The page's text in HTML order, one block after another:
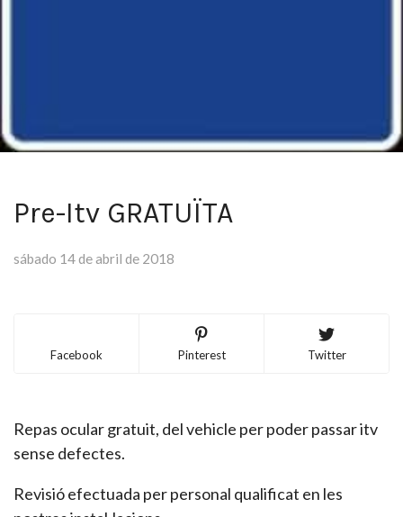
Pre-Itv GRATUÏTA
sábado 14 de abril de 2018
Facebook Pinterest Twitter
Repas ocular gratuit, del vehicle per poder passar itv
sense defectes.
Revisió efectuada per personal qualificat en les